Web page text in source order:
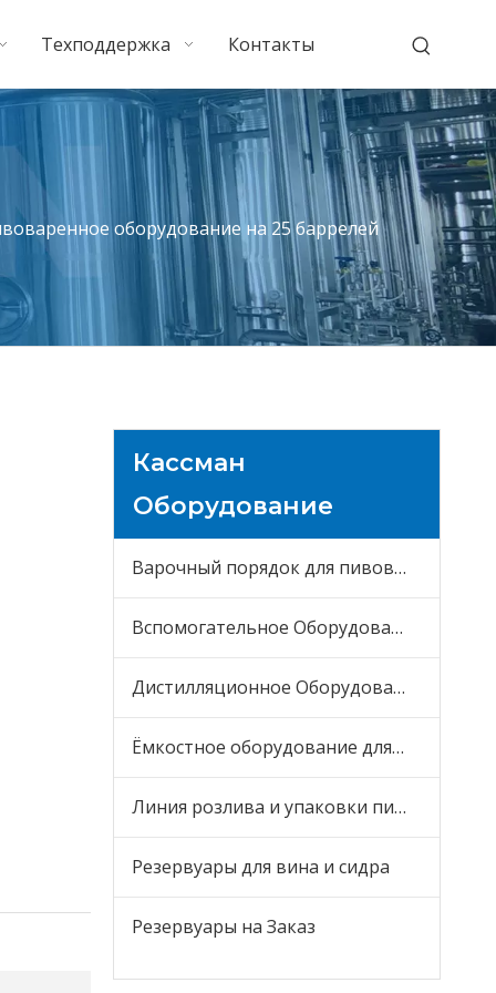
Техподдержка Контакты
оборудование на 25 баррелей
Кассман
Оборудование
Варочный порядок для пивоварни
Вспомогательное Оборудование
Дистилляционное Оборудование
Ёмкостное оборудование для пива
Линия розлива и упаковки пива
Резервуары для вина и сидра
Резервуары на Заказ